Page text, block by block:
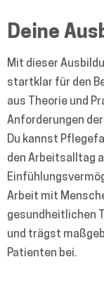
Deine
Mit dieser
startklar für den
aus Theorie und
Anforderungen
Du kannst
den Arbeitsalltag
Arbeit mit
gesundheitlichen
und trägst
Patienten bei.